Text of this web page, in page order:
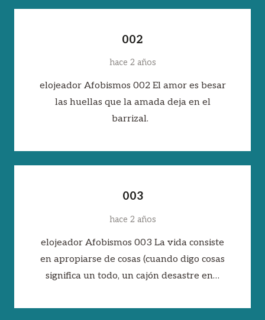
002
hace 2 años
elojeador Afobismos 002 El amor es besar
las huellas que la amada deja en el
barrizal.
003
hace 2 años
elojeador Afobismos 003 La vida consiste
en apropiarse de cosas (cuando digo cosas
significa un todo, un cajón desastre en…